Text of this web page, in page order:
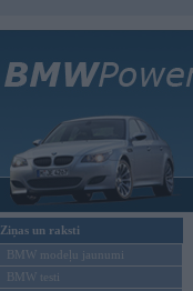
Ziņas un raksti
BMW modeļu jaunumi
BMW testi